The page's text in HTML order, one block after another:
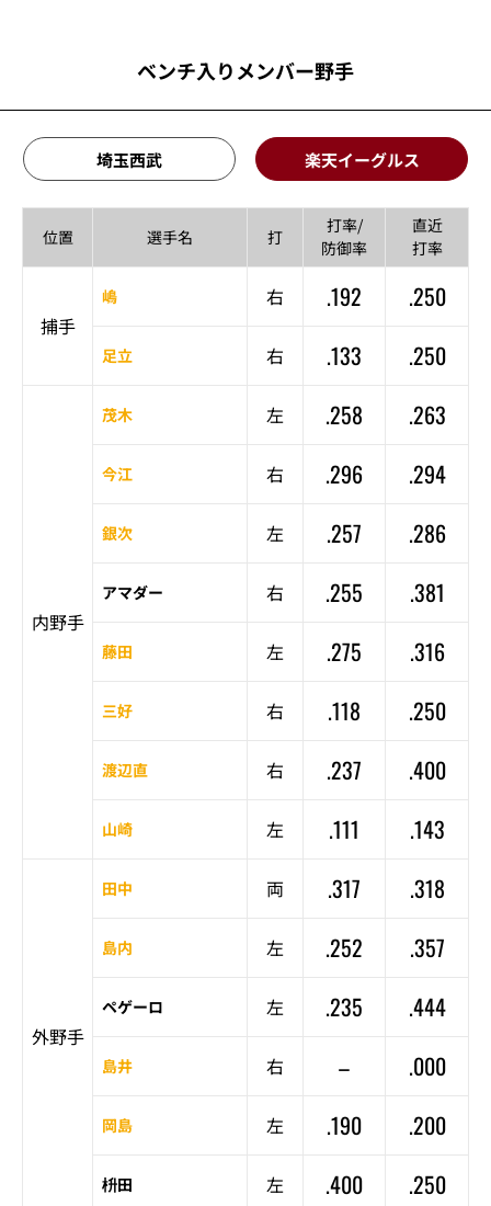
ベンチ入りメンバー野手
埼玉西武 楽天イーグルス
位置 選手名 打
打率/
防御率
直近
打率
捕手
嶋 右 .192 .250
足立 右 .133 .250
内野手
茂木 左 .258 .263
今江 右 .296 .294
銀次 左 .257 .286
アマダー 右 .255 .381
藤田 左 .275 .316
三好 右 .118 .250
渡辺直 右 .237 .400
山崎 左 .111 .143
外野手
田中 両 .317 .318
島内 左 .252 .357
ペゲーロ 左 .235 .444
島井 右 – .000
岡島 左 .190 .200
枡田 左 .400 .250